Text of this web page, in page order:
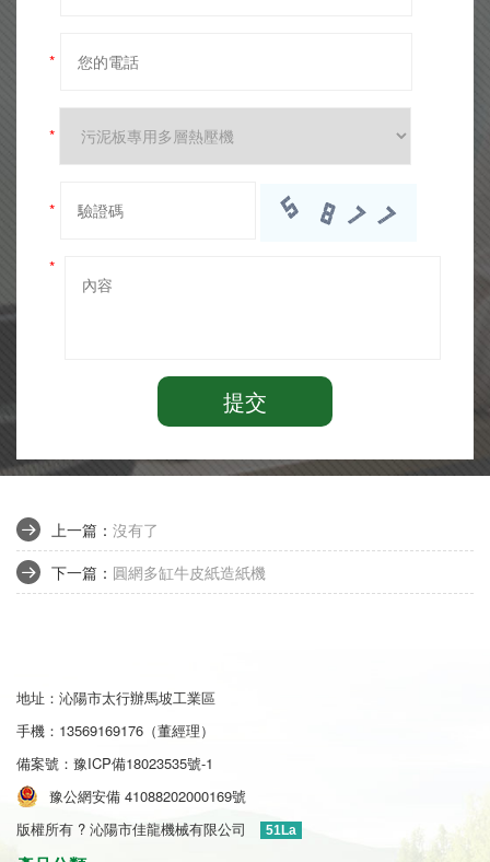
*
*
*
*
提交
上一篇： 沒有了
下一篇： 圓網多缸牛皮紙造紙機
地址：沁陽市太行辦馬坡工業區
手機：13569169176（董經理）
備案號： 豫ICP備18023535號-1
豫公網安備 41088202000169號
版權所有 ? 沁陽市佳龍機械有限公司
51La